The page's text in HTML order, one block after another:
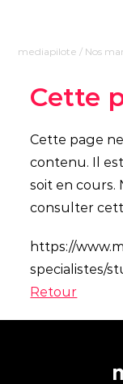
mediapilote / Nos
Cette
Cette page
contenu. Il
soit en cours.
consulter
https://
specialistes/
Retour